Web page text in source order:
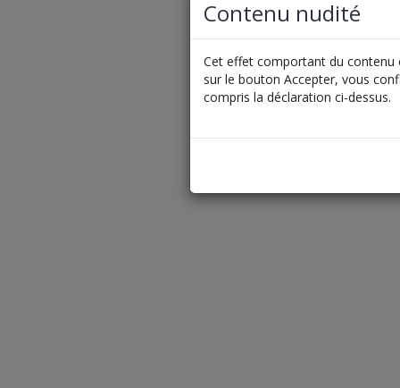
Contenu nudité
Cet effet comportant du contenu
sur le bouton Accepter, vous
compris la déclaration ci-dessus.